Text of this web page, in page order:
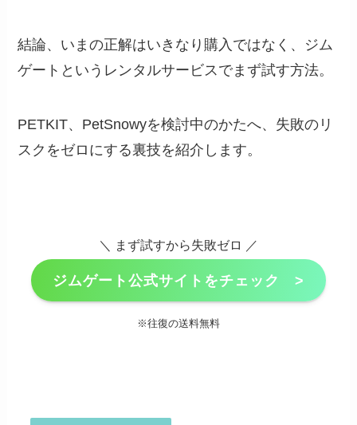
結論、いまの正解はいきなり購入ではなく、ジム
ゲートというレンタルサービスでまず試す方法。
PETKIT、PetSnowyを検討中のかたへ、失敗のリ
スクをゼロにする裏技を紹介します。
＼ まず試すから失敗ゼロ ／
ジムゲート公式サイトをチェック >
※往復の送料無料